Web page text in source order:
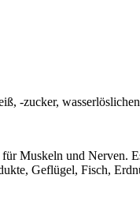
-zucker,
Muskeln und Nerven.
Geflügel, Fisch,